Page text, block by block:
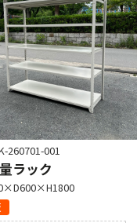
260701-001
ラック